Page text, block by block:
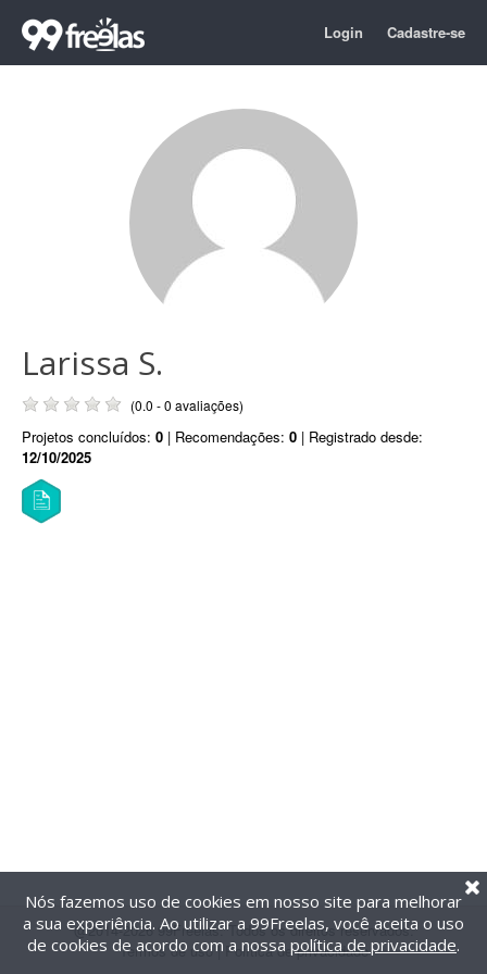
Login Cadastre-se
Larissa S.
(0.0 - 0 avaliações)
Projetos concluídos: 0 | Recomendações: 0 | Registrado desde:
12/10/2025
@2014-2026 99Freelas. Todos os direitos reservados.
Termos de uso| Política de privacidade
Nós fazemos uso de cookies em nosso site para melhorar
a sua experiência. Ao utilizar a 99Freelas, você aceita o uso
de cookies de acordo com a nossa política de privacidade.